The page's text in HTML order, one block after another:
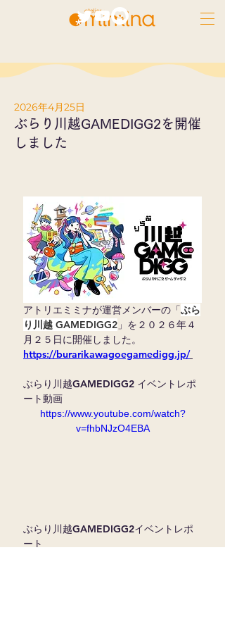
2026年4月25日
ぶらり川越GAMEDIGG2を開催
しました
アトリエミミナが運営メンバーの「ぶら
り川越 GAMEDIGG2 」を２０２６年４
月２５日に開催しました。
https://burarikawagoegamedigg.jp/
ぶらり川越GAMEDIGG2 イベントレポ
ート動画
https://www.youtube.com/watch?
v=fhbNJzO4EBA
ぶらり川越GAMEDIGG2イベントレポ
ート